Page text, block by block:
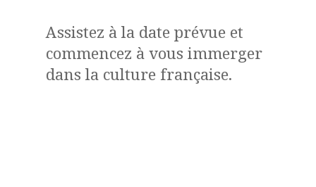
Assistez à la date prévue et
commencez à vous immerger
dans la culture française.